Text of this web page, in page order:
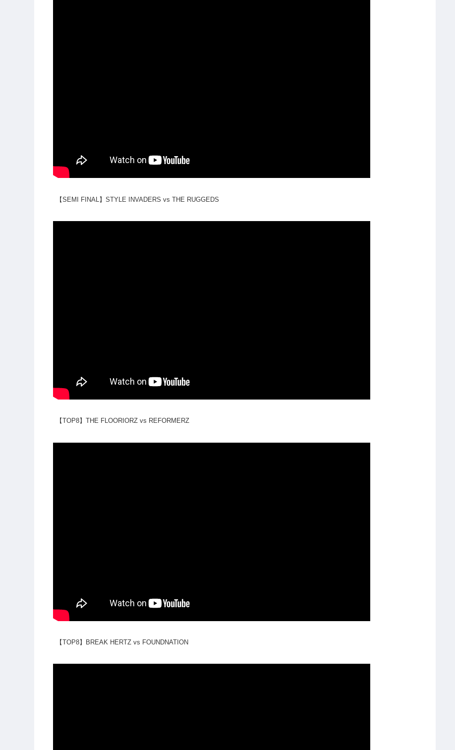
【SEMI FINAL】STYLE INVADERS vs THE RUGGEDS
【TOP8】THE FLOORIORZ vs REFORMERZ
【TOP8】BREAK HERTZ vs FOUNDNATION